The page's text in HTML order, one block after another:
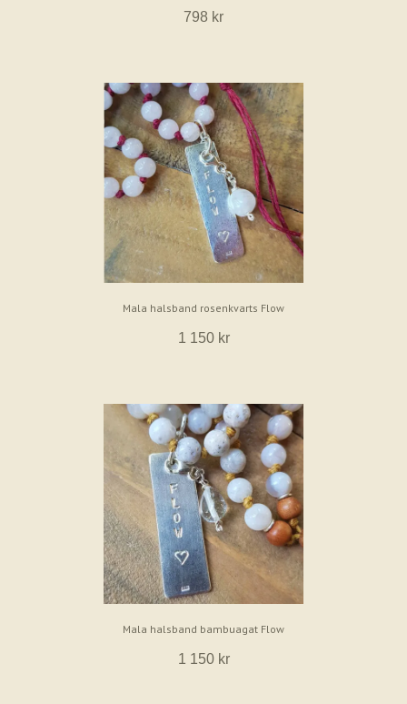
798 kr
Mala halsband rosenkvarts Flow
1 150 kr
Mala halsband bambuagat Flow
1 150 kr